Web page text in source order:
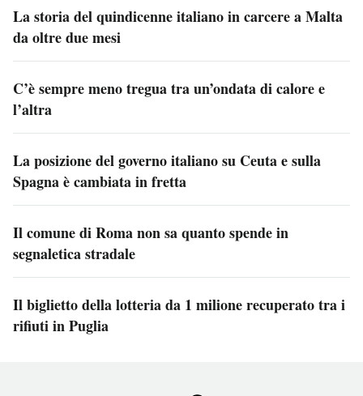
La storia del quindicenne italiano in carcere a Malta
da oltre due mesi
C’è sempre meno tregua tra un’ondata di calore e
l’altra
La posizione del governo italiano su Ceuta e sulla
Spagna è cambiata in fretta
Il comune di Roma non sa quanto spende in
segnaletica stradale
Il biglietto della lotteria da 1 milione recuperato tra i
rifiuti in Puglia